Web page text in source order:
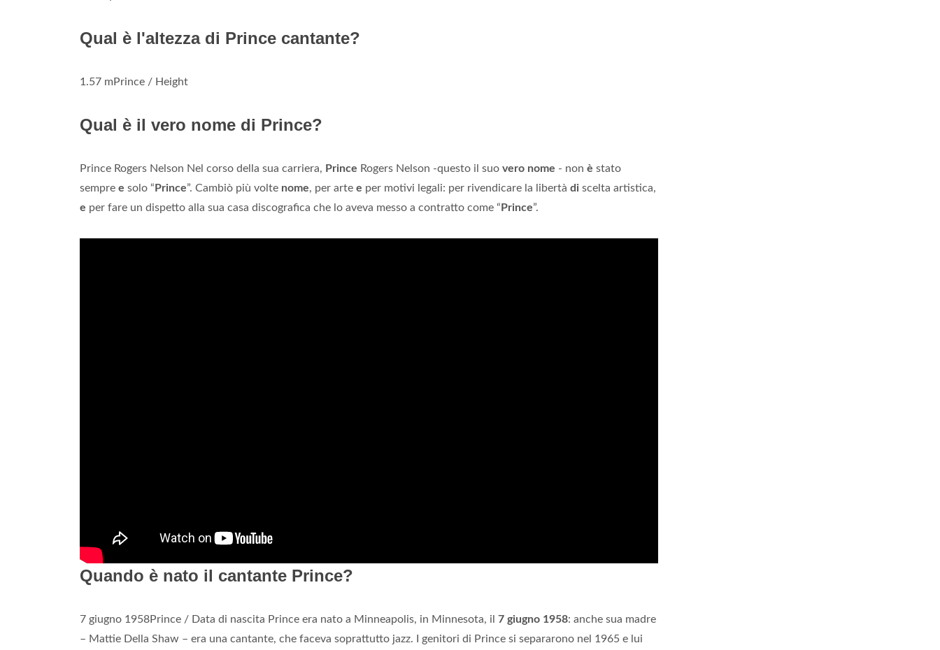
Qual è l'altezza di Prince cantante?
1.57 mPrince / Height
Qual è il vero nome di Prince?
Prince Rogers Nelson Nel corso della sua carriera, Prince Rogers Nelson -questo il suo vero nome - non è stato
sempre e solo “ Prince”. Cambiò più volte nome, per arte e per motivi legali: per rivendicare la libertà di scelta artistica,
e per fare un dispetto alla sua casa discografica che lo aveva messo a contratto come “ Prince”.
Quando è nato il cantante Prince?
7 giugno 1958Prince / Data di nascita Prince era nato a Minneapolis, in Minnesota, il 7 giugno 1958: anche sua madre
– Mattie Della Shaw – era una cantante, che faceva soprattutto jazz. I genitori di Prince si separarono nel 1965 e lui